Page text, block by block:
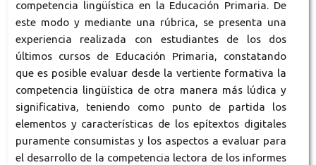
competencia lingüística en la Educación Primaria. De
este modo y mediante una rúbrica, se presenta una
experiencia realizada con estudiantes de los dos
últimos cursos de Educación Primaria, constatando
que es posible evaluar desde la vertiente formativa la
competencia lingüística de otra manera más lúdica y
significativa, teniendo como punto de partida los
elementos y características de los epítextos digitales
puramente consumistas y los aspectos a evaluar para
el desarrollo de la competencia lectora de los informes